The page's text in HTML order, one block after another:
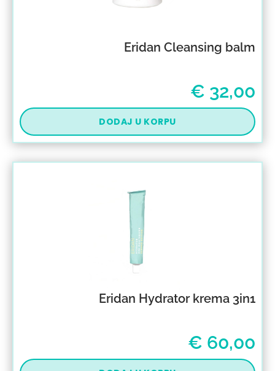
Eridan Cleansing balm
€ 32,00
DODAJ U KORPU
Eridan Hydrator krema 3in1
€ 60,00